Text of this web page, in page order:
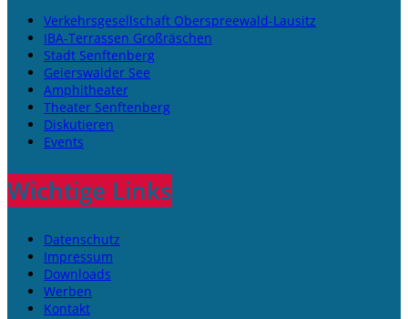
Verkehrsgesellschaft Oberspreewald-Lausitz
IBA-Terrassen Großräschen
Stadt Senftenberg
Geierswalder See
Amphitheater
Theater Senftenberg
Diskutieren
Events
Wichtige Links
Datenschutz
Impressum
Downloads
Werben
Kontakt